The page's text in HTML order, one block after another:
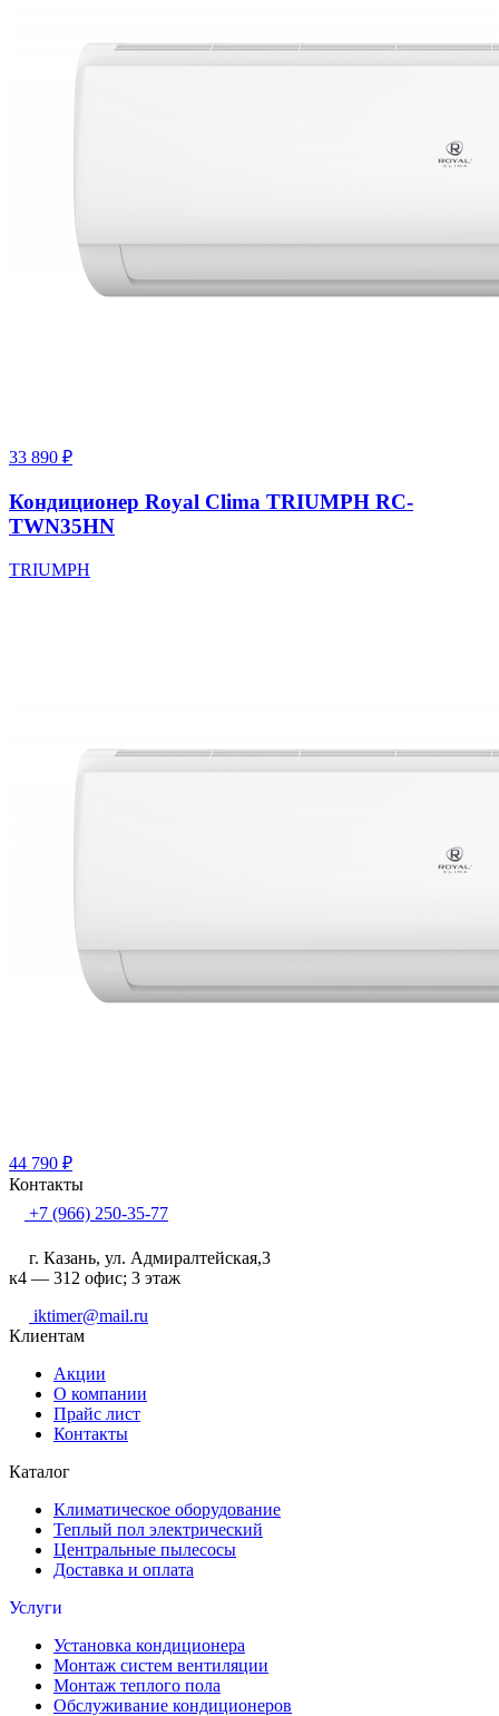
33 890 ₽
Кондиционер Royal Clima TRIUMPH RC-
TWN35HN
TRIUMPH
44 790 ₽
Контакты
+7 (966) 250-35-77
г. Казань, ул. Адмиралтейская,3
к4 — 312 офис; 3 этаж
iktimer@mail.ru
Клиентам
Акции
О компании
Прайс лист
Контакты
Каталог
Климатическое оборудование
Теплый пол электрический
Центральные пылесосы
Доставка и оплата
Услуги
Установка кондиционера
Монтаж систем вентиляции
Монтаж теплого пола
Обслуживание кондиционеров